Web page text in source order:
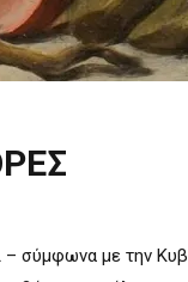
– σύμφωνα με την